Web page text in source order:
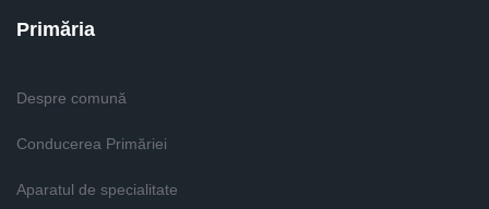
Primăria
Despre comună
Conducerea Primăriei
Aparatul de specialitate